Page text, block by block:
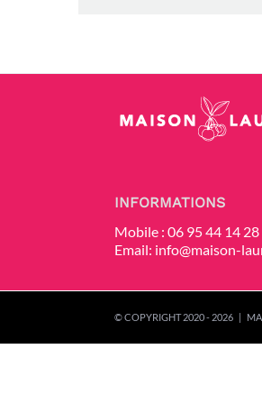
INFORMATIONS
Mobile : 06 95 44 14 28
Email: info@maison-
© COPYRIGHT 2020 - 2026 |